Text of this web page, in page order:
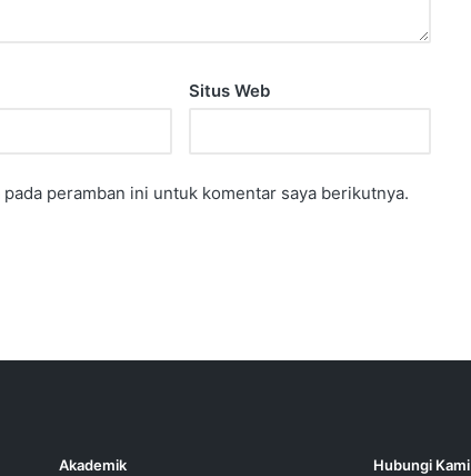
Situs Web
peramban ini untuk komentar saya berikutnya.
Akademik Hubungi Kami